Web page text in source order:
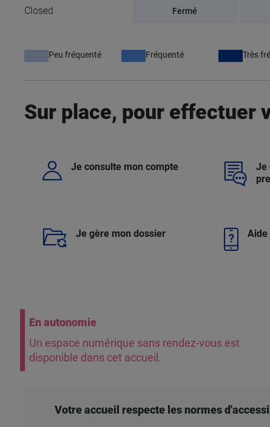
Closed Fermé
Peu fréquenté Fréquenté Très
Sur place, pour effectuer
Je consulte mon compte
Je
Je gère mon dossier Aide
En autonomie
Un espace numérique sans rendez-vous est
disponible dans cet accueil.
Votre accueil respecte les normes